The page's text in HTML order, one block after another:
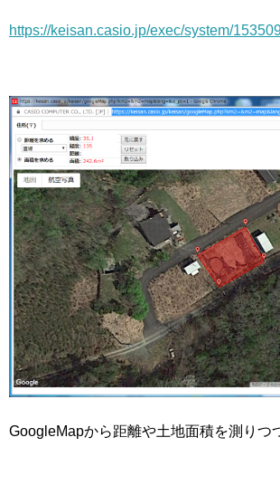
https://keisan.casio.jp/exec/system/
GoogleMapから距離や土地面積を測りつ